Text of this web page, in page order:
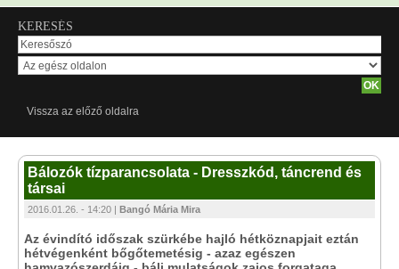
KERESÉS
Vissza az előző oldalra
Bálozók tízparancsolata - Dresszkód, táncrend és
társai
2016.01.26. - 14:20 | Bangó Mária Mira
Az évindító időszak szürkébe hajló hétköznapjait eztán
hétvégenként bőgőtemetésig - azaz egészen